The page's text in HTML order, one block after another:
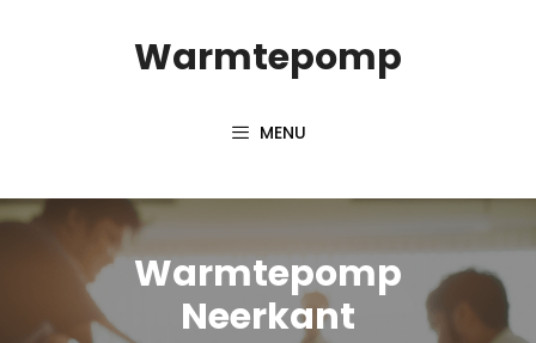
Warmtepomp
MENU
Warmtepomp
Neerkant